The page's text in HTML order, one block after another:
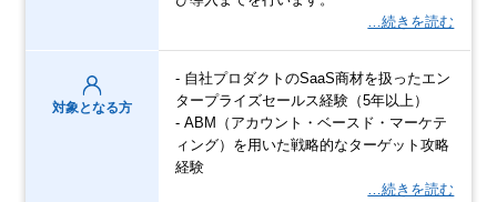
…続きを読む
対象となる方
- 自社プロダクトのSaaS商材を扱ったエン
タープライズセールス経験（5年以上）
- ABM（アカウント・ベースド・マーケテ
ィング）を用いた戦略的なターゲット攻略
経験
…続きを読む